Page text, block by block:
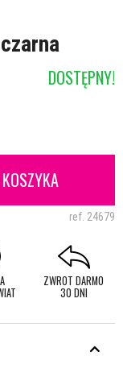
DOSTĘPNY!
ref. 24679
ZWROT DARMO
30 DNI